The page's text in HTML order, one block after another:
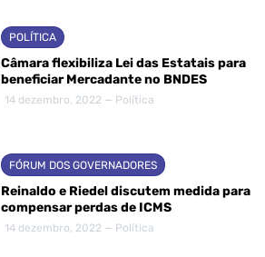
POLÍTICA
Câmara flexibiliza Lei das Estatais para
beneficiar Mercadante no BNDES
14 dezembro, 2022 — Política
FÓRUM DOS GOVERNADORES
Reinaldo e Riedel discutem medida para
compensar perdas de ICMS
14 dezembro, 2022 — Política